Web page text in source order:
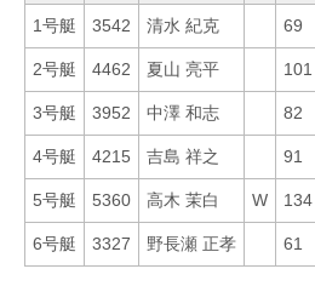
1号艇 3542 清水 紀克 69
2号艇 4462 夏山 亮平 101
3号艇 3952 中澤 和志 82
4号艇 4215 吉島 祥之 91
5号艇 5360 高木 茉白 W 134
6号艇 3327 野長瀬 正孝 61